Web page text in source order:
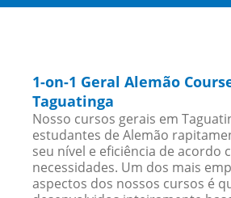
1-on-1 Geral Alemão
Taguatinga
Nosso cursos gerais em
estudantes de Alemão
seu nível e eficiência de acordo
necessidades. Um dos mais
aspectos dos nossos cursos é